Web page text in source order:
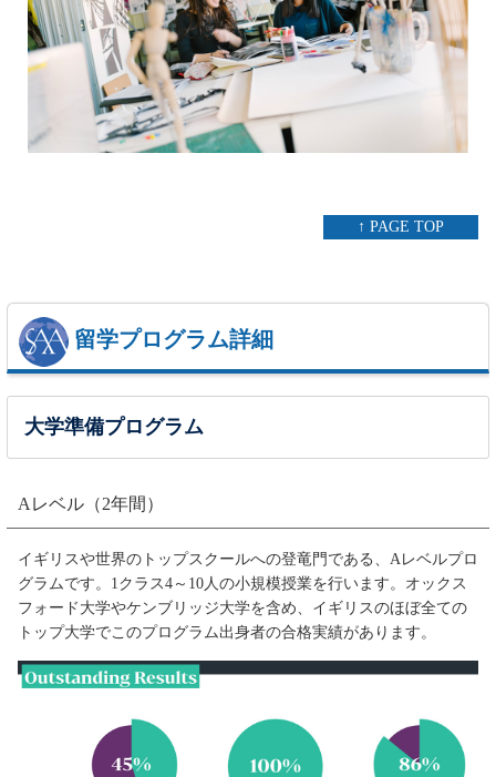
↑ PAGE TOP
留学プログラム詳細
大学準備プログラム
Aレベル（2年間）
イギリスや世界のトップスクールへの登竜門である、Aレベルプロ
グラムです。1クラス4～10人の小規模授業を行います。オックス
フォード大学やケンブリッジ大学を含め、イギリスのほぼ全ての
トップ大学でこのプログラム出身者の合格実績があります。